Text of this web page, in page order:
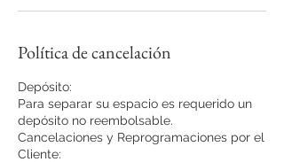
Política de cancelación
Depósito:
Para separar su espacio es requerido un
depósito no reembolsable.
Cancelaciones y Reprogramaciones por el
Cliente: